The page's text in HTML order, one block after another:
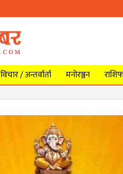
विचार / अन्तर्वार्ता मनोरञ्जन